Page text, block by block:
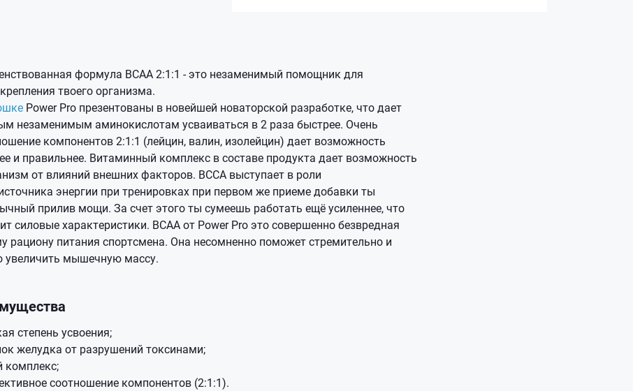
формула BCAA 2:1:1 - это незаменимый помощник для
твоего организма.
Power Pro презентованы в новейшей новаторской разработке, что дает
незаменимым аминокислотам усваиваться в 2 раза быстрее. Очень
компонентов 2:1:1 (лейцин, валин, изолейцин) дает возможность
и правильнее. Витаминный комплекс в составе продукта дает возможность
от влияний внешних факторов. ВССА выступает в роли
энергии при тренировках при первом же приеме добавки ты
прилив мощи. За счет этого ты сумеешь работать ещё усиленнее, что
силовые характеристики. ВСАА от Power Pro это совершенно безвредная
рациону питания спортсмена. Она несомненно поможет стремительно и
увеличить мышечную массу.
степень усвоения;
желудка от разрушений токсинами;
комплекс;
соотношение компонентов (2:1:1).